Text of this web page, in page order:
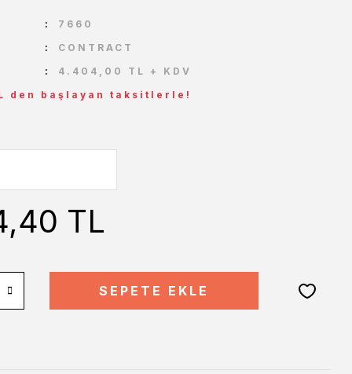
7660
CONTRACT
4.404,00 TL + KDV
den başlayan taksitlerle!
TL
SEPETE EKLE